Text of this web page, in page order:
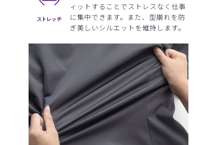
ィットすることでストレスなく仕事
に集中できます。また、型崩れを防
ぎ美しいシルエットを維持します。